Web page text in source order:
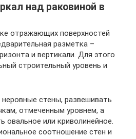
над раковиной в
отражающих поверхностей
разметка –
и вертикали. Для этого
строительный уровень и
стены, развешивать
отмеченным уровнем, а
овальное или криволинейное.
соотношение стен и